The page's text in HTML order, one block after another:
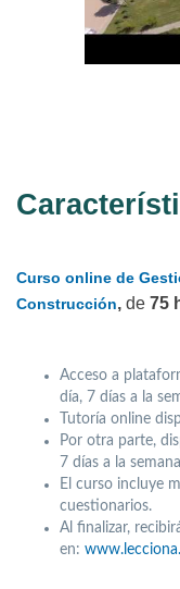
Curso online de
Construcción, de 75
Acceso a
día, 7 días a la
Tutoría online
Por otra parte,
7 días a la
El curso incluye
cuestionarios.
Al finalizar,
en: